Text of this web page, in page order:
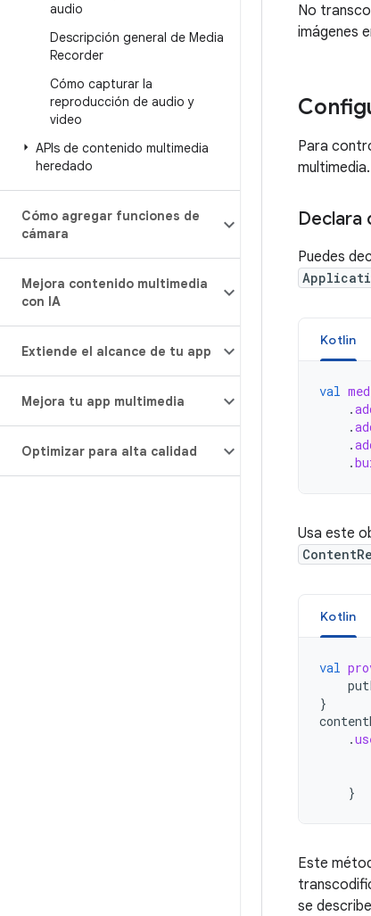
audio
Descripción general de Media
Recorder
Cómo capturar la
reproducción de audio y
video
APIs de contenido multimedia
heredado
Cómo agregar funciones de
cámara
Mejora contenido multimedia
con IA
Extiende el alcance de tu app
Mejora tu app multimedia
Optimizar para alta calidad
No
imágenes
Para
Declara
Puedes
Kotlin
val
.
.
.
.
Usa este
Kotlin
val
}
.
}
Este
se